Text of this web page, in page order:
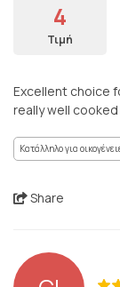
4
Τιμή
Excellent choice
really well
Κατάλληλο για
Share